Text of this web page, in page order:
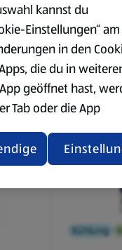
g,
SPEISEZEIT
g,
0,75 kg
(1,99 €/1 kg)
1,49 €
Kühlung
kannst du
Einstellungen“
in den
die du in
geöffnet hast,
Tab oder die App
wieder geöffnet